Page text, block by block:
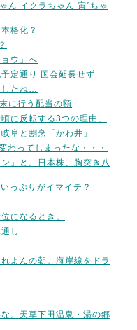
ん イクラちゃん 寅”ちゃ
格化？
ウ」へ
定通り 国会延長せず
したね…
に行う配当の額
に反転する3つの理由」
阜と割烹「かわ井」
わってしまったな・・・
」と。日本株、胸突き八
っぷりがイマイチ？
になるとき。
し
よんの朝。海岸線をドラ
。天草下田温泉・湯の郷